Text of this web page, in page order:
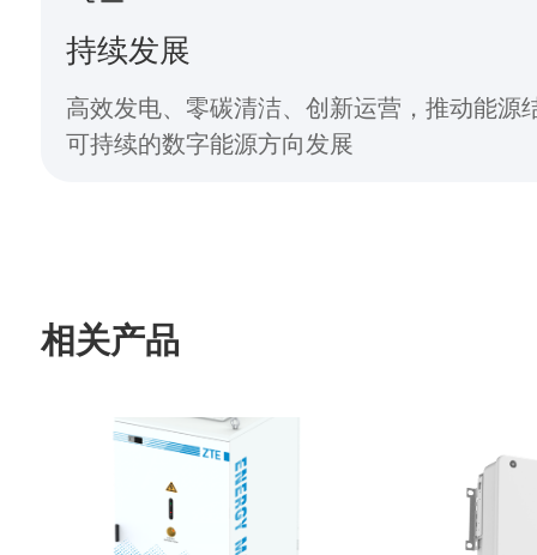
持续发展
高效发电、零碳清洁、创新运营，推动能源
可持续的数字能源方向发展
相关产品